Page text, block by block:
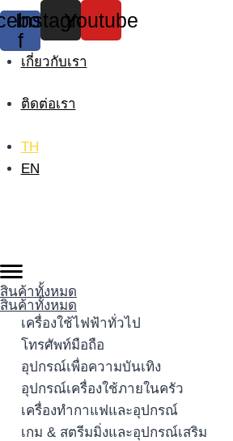
Skip
to
content
f
Instagram
Youtube
เกี่ยวกับเรา
ติดต่อเรา
TH
EN
สินค้าทั้งหมด
สินค้าทั้งหมด
เครื่องใช้ไฟฟ้าทั่วไป
โทรศัพท์มือถือ
อุปกรณ์เพื่อความบันเทิง
อุปกรณ์เครื่องใช้ภายในครัว
เครื่องทำกาแฟและอุปกรณ์
เกม & สตรีมมิ่งและอุปกรณ์เสริม